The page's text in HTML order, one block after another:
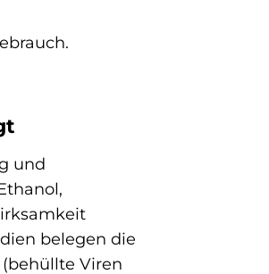
und
belegen die
Viren